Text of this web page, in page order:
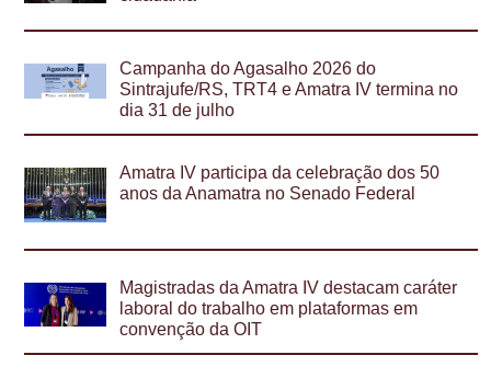
Campanha do Agasalho 2026 do
Sintrajufe/RS, TRT4 e Amatra IV termina no
dia 31 de julho
Amatra IV participa da celebração dos 50
anos da Anamatra no Senado Federal
Magistradas da Amatra IV destacam caráter
laboral do trabalho em plataformas em
convenção da OIT